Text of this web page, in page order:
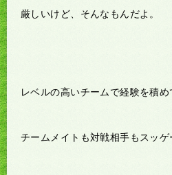
厳しいけど、そんなもんだよ。
レベルの高いチームで経験を積め
チームメイトも対戦相手もスッ